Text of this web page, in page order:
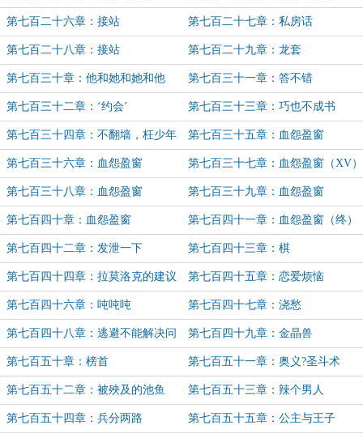
（III） （IV）
第七百二十六章：接站 第七百二十七章：私房话
第七百二十八章：接站 第七百二十九章：龙套
第七百三十章：他和她和她和他 第七百三十一章：答不错
第七百三十二章：‘约会’ 第七百三十三章：巧也不成书
第七百三十四章：不翻墙，枉少年 第七百三十五章：血怨盈窗
（XIII）
第七百三十六章：血怨盈窗
（XIV）
第七百三十七章：血怨盈窗（XV）
第七百三十八章：血怨盈窗
（XVI）
第七百三十九章：血怨盈窗
（XVII）
第七百四十章：血怨盈窗
（XVIII）
第七百四十一章：血怨盈窗（终）
第七百四十二章：发泄一下 第七百四十三章：棋
第七百四十四章：拉莫洛克的建议 第七百四十五章：恋爱烦恼
第七百四十六章：吨吨吨 第七百四十七章：浇愁
第七百四十八章：逃避不能解决问
题
第七百四十九章：金晶兽
第七百五十章：榜首 第七百五十一章：奥义?圣斗术
第七百五十二章：被殃及的池鱼 第七百五十三章：辣个男人
第七百五十四章：兵分两路 第七百五十五章：公主与王子